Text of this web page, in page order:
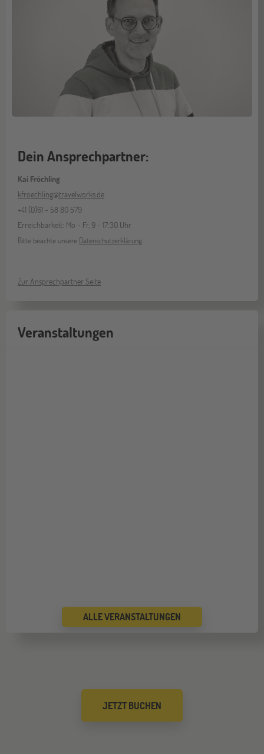
Dein Ansprechpartner:
Kai Fröchling
kfroechling@travelworks.de
+41 (0)61 - 58 80 579
Erreichbarkeit: Mo - Fr, 9 - 17:30 Uhr
Bitte beachte unsere Datenschutzerklärung
Zur Ansprechpartner Seite
Veranstaltungen
ALLE VERANSTALTUNGEN
JETZT BUCHEN